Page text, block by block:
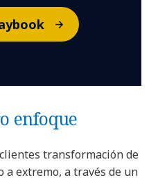
enfoque
transformación de
a extremo, a través de un